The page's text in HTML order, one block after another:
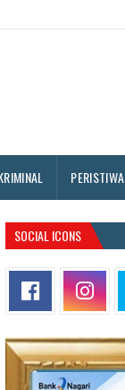
PERISTIWA
SOCIAL ICONS